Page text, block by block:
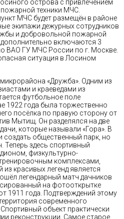
острова с привлечением
техники МЧС.
МЧС будет размещён в районе
экипажи дежурных сотрудников
и добровольной пожарной
включаются 3
ВАО ГУ МЧС России по г. Москве.
ситуация в Лосином
«Дружба». Одним из
и краеведами из
футбольное поле
1922 года была торжественно
посёлка по правую сторону от
Мытищ. Он разделялся на две
которые называли «Гора». В
создать общественный парк, но
Теперь здесь спортивный
физкультурно-
комплексами,
красивых легенд является
легендарный матч дачников
на фотооткрытке
1911 года. Подтверждений этому
современного
объект практически
реконструкции. Самое старое